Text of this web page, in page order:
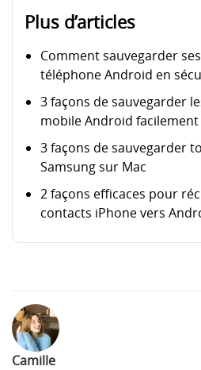
Plus d’articles
Comment sauvegarder
téléphone Android en
3 façons de sauvegarder
mobile Android facilement
3 façons de sauvegarder
Samsung sur Mac
2 façons efficaces pour
contacts iPhone vers
Camille